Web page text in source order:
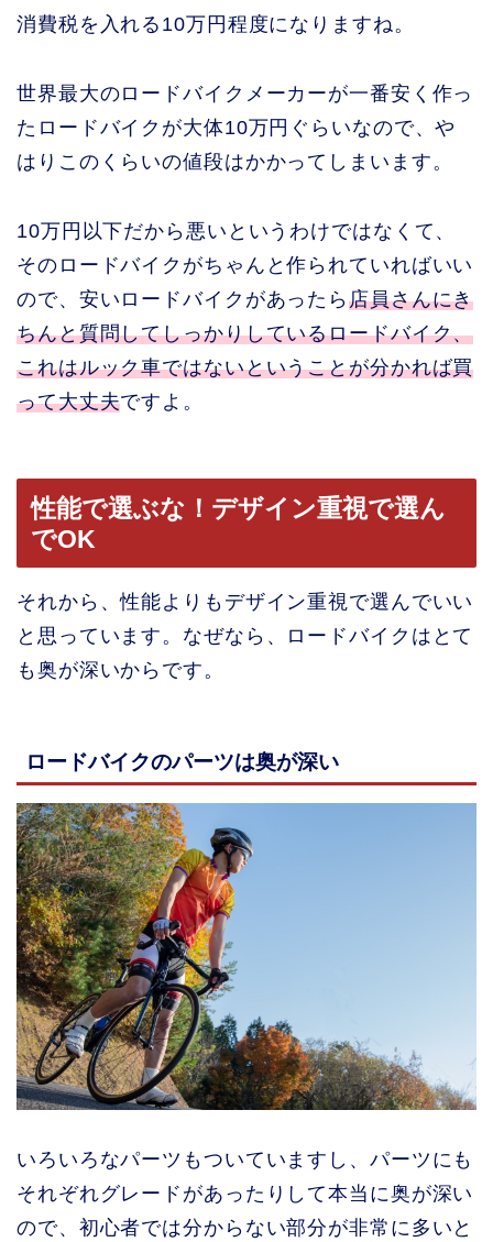
消費税を入れる10万円程度になりますね。
世界最大のロードバイクメーカーが一番安く作っ
たロードバイクが大体10万円ぐらいなので、や
はりこのくらいの値段はかかってしまいます。
10万円以下だから悪いというわけではなくて、
そのロードバイクがちゃんと作られていればいい
ので、安いロードバイクがあったら店員さんにき
ちんと質問してしっかりしているロードバイク、
これはルック車ではないということが分かれば買
って大丈夫ですよ。
性能で選ぶな！デザイン重視で選ん
でOK
それから、性能よりもデザイン重視で選んでいい
と思っています。なぜなら、ロードバイクはとて
も奥が深いからです。
ロードバイクのパーツは奥が深い
いろいろなパーツもついていますし、パーツにも
それぞれグレードがあったりして本当に奥が深い
ので、初心者では分からない部分が非常に多いと